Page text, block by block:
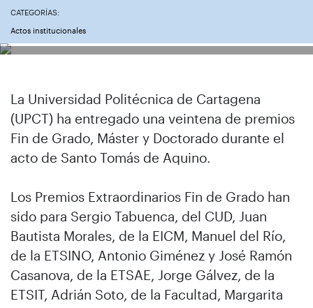
CATEGORÍAS:
Actos institucionales
La Universidad Politécnica de Cartagena
(UPCT) ha entregado una veintena de premios
Fin de Grado, Máster y Doctorado durante el
acto de Santo Tomás de Aquino.
Los Premios Extraordinarios Fin de Grado han
sido para Sergio Tabuenca, del CUD, Juan
Bautista Morales, de la EICM, Manuel del Río,
de la ETSINO, Antonio Giménez y José Ramón
Casanova, de la ETSAE, Jorge Gálvez, de la
ETSIT, Adrián Soto, de la Facultad, Margarita